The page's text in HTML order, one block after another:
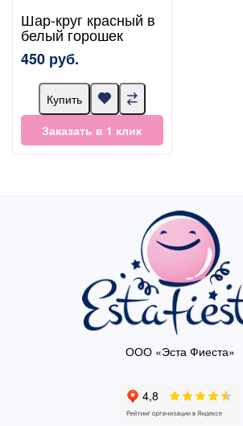
Шар-круг красный в
белый горошек
450 руб.
Купить
Заказать в 1 клик
ООО «Эста Фиеста»